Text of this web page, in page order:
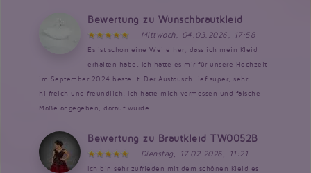
Bewertung zu Wunschbrautkleid
Mittwoch, 04.03.2026, 17:58
Es ist schon eine Weile her, dass ich mein Kleid
erhalten habe. Ich hatte es mir für unsere Hochzeit
im September 2024 bestellt. Der Austausch lief super, sehr
hilfreich und freundlich. Ich hatte mich vermessen und falsche
Maße angegeben, darauf wurde...
Bewertung zu Brautkleid TW0052B
Dienstag, 17.02.2026, 11:21
Ich bin sehr zufrieden mit dem schönen Kleid es